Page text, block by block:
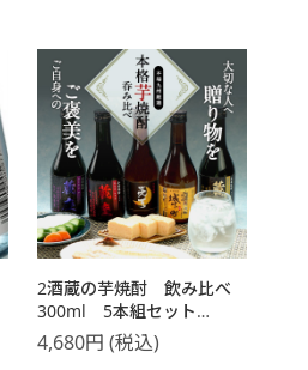
2酒蔵の芋焼酎 飲み比べ
300ml 5本組セット
【送料無料】【4～5営業日
以内に出荷】
4,680円 (税込)